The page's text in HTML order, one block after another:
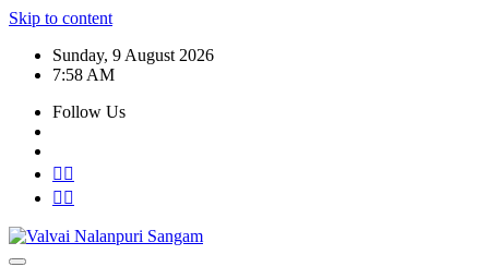
Skip to content
Sunday, 9 August 2026
7:58 AM
Follow Us